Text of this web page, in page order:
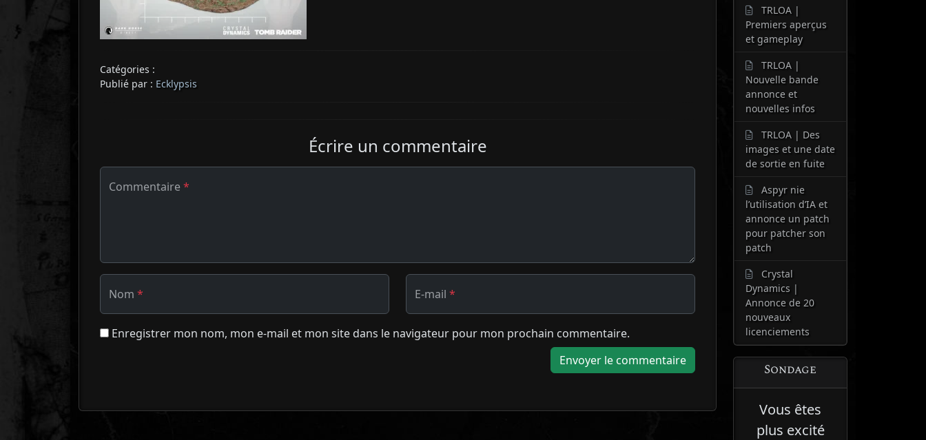
Catégories :
Publié par : Ecklypsis
Écrire un commentaire
Commentaire*
Nom * E-mail *
Enregistrer mon nom, mon e-mail et mon site dans le navigateur pour mon prochain commentaire.
TRLOA |
Premiers aperçus
et gameplay
TRLOA |
Nouvelle bande
annonce et
nouvelles infos
TRLOA | Des
images et une date
de sortie en fuite
Aspyr nie
l’utilisation d’IA et
annonce un patch
pour patcher son
patch
Crystal
Dynamics |
Annonce de 20
nouveaux
licenciements
Sondage
Vous êtes
plus excité